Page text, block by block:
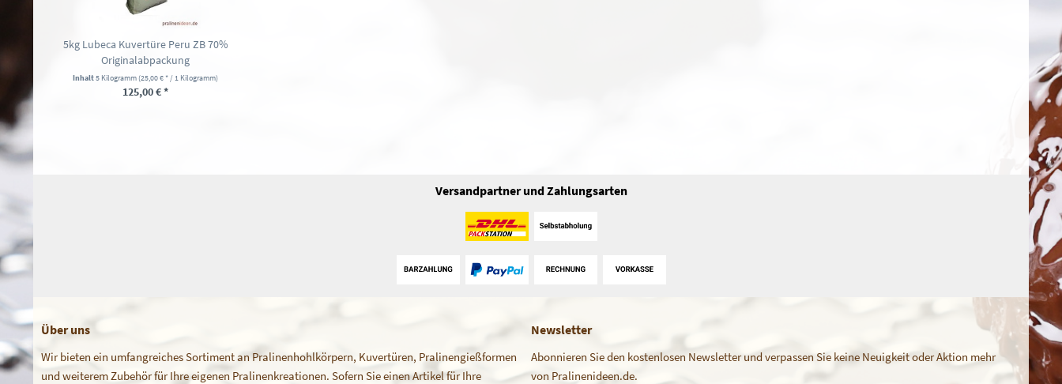
5kg Lubeca Kuvertüre Peru ZB 70%
Originalabpackung
Inhalt5 Kilogramm(25,00 € * / 1 Kilogramm)
125,00 € *
Versandpartner und Zahlungsarten
Über uns
Wir bieten ein umfangreiches Sortiment an Pralinenhohlkörpern, Kuvertüren, Pralinengießformen
und weiterem Zubehör für Ihre eigenen Pralinenkreationen. Sofern Sie einen Artikel für Ihre
Newsletter
Abonnieren Sie den kostenlosen Newsletter und verpassen Sie keine Neuigkeit oder Aktion mehr
von Pralinenideen.de.